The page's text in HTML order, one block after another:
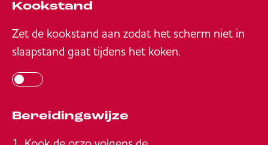
Kookstand
Zet de kookstand aan zodat het scherm niet in
slaapstand gaat tijdens het koken.
Bereidingswijze